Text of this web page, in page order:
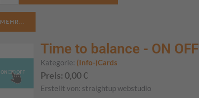
MEHR...
Time to balance - ON OFF
Kategorie: (Info-)Cards
Preis: 0,00€
Erstellt von: straightup webstudio